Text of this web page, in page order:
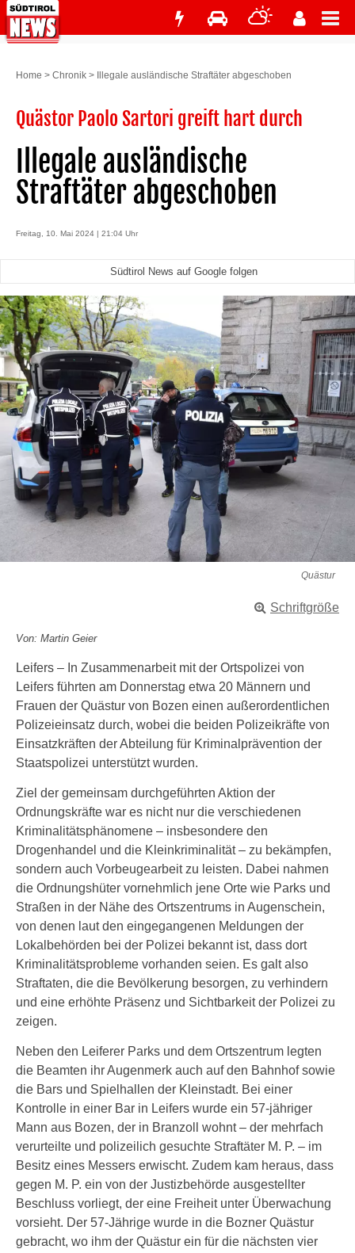
Home > Chronik > Illegale ausländische Straftäter abgeschoben
Quästor Paolo Sartori greift hart durch
Illegale ausländische
Straftäter abgeschoben
Freitag, 10. Mai 2024 | 21:04 Uhr
Südtirol News auf Google folgen
Quästur
Schriftgröße
Von: Martin Geier
Leifers – In Zusammenarbeit mit der Ortspolizei von
Leifers führten am Donnerstag etwa 20 Männern und
Frauen der Quästur von Bozen einen außerordentlichen
Polizeieinsatz durch, wobei die beiden Polizeikräfte von
Einsatzkräften der Abteilung für Kriminalprävention der
Staatspolizei unterstützt wurden.
Ziel der gemeinsam durchgeführten Aktion der
Ordnungskräfte war es nicht nur die verschiedenen
Kriminalitätsphänomene – insbesondere den
Drogenhandel und die Kleinkriminalität – zu bekämpfen,
sondern auch Vorbeugearbeit zu leisten. Dabei nahmen
die Ordnungshüter vornehmlich jene Orte wie Parks und
Straßen in der Nähe des Ortszentrums in Augenschein,
von denen laut den eingegangenen Meldungen der
Lokalbehörden bei der Polizei bekannt ist, dass dort
Kriminalitätsprobleme vorhanden seien. Es galt also
Straftaten, die die Bevölkerung besorgen, zu verhindern
und eine erhöhte Präsenz und Sichtbarkeit der Polizei zu
zeigen.
Neben den Leiferer Parks und dem Ortszentrum legten
die Beamten ihr Augenmerk auch auf den Bahnhof sowie
die Bars und Spielhallen der Kleinstadt. Bei einer
Kontrolle in einer Bar in Leifers wurde ein 57-jähriger
Mann aus Bozen, der in Branzoll wohnt – der mehrfach
verurteilte und polizeilich gesuchte Straftäter M. P. – im
Besitz eines Messers erwischt. Zudem kam heraus, dass
gegen M. P. ein von der Justizbehörde ausgestellter
Beschluss vorliegt, der eine Freiheit unter Überwachung
vorsieht. Der 57-Jährige wurde in die Bozner Quästur
gebracht, wo ihm der Quästur ein für die nächsten vier